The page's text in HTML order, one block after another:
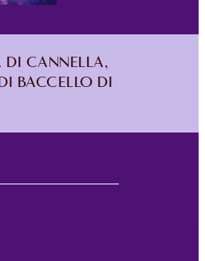
DI CANNELLA,
BACCELLO DI